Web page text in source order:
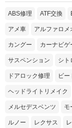
ABS修理 ATF交換
アメ車 アルファロメ
カングー カーナビゲ
サスペンション シト
ドアロック修理 ビー
ヘッドライトリメイク
メルセデスベンツ モ
ルノー レクサス